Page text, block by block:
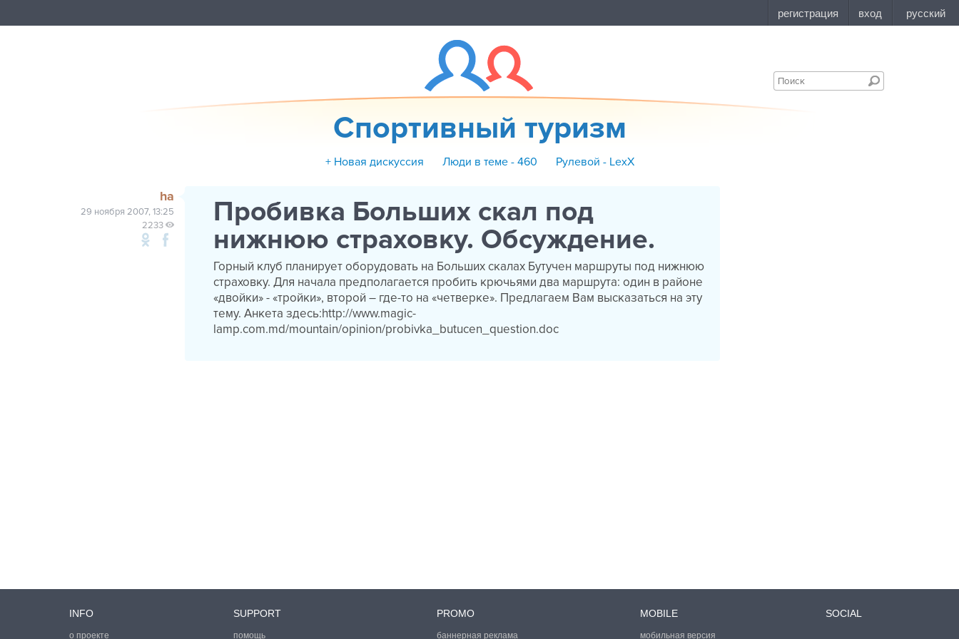
Спортивный туризм
+ Новая дискуссия Люди в теме - 460 Рулевой - LexX
ha
29 ноября 2007, 13:25
2233
Пробивка Больших скал под
нижнюю страховку. Обсуждение.
Горный клуб планирует оборудовать на Больших скалах Бутучен маршруты под нижнюю
страховку. Для начала предполагается пробить крючьями два маршрута: один в районе
«двойки» - «тройки», второй – где-то на «четверке». Предлагаем Вам высказаться на эту
тему. Анкета здесь:http://www.magic-
lamp.com.md/mountain/opinion/probivka_butucen_question.doc
INFO
о проекте
SUPPORT
помощь
PROMO
баннерная реклама
MOBILE
мобильная версия
SOCIAL